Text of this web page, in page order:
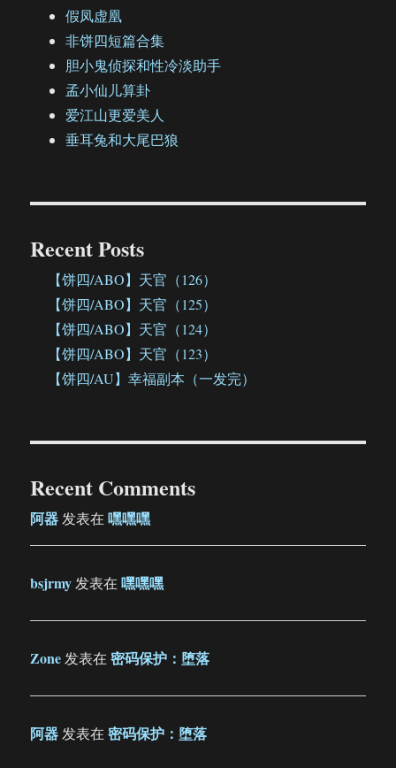
假凤虚凰
非饼四短篇合集
胆小鬼侦探和性冷淡助手
孟小仙儿算卦
爱江山更爱美人
垂耳兔和大尾巴狼
Recent Posts
【饼四/ABO】天官（126）
【饼四/ABO】天官（125）
【饼四/ABO】天官（124）
【饼四/ABO】天官（123）
【饼四/AU】幸福副本（一发完）
Recent Comments
阿器发表在嘿嘿嘿
bsjrmy发表在嘿嘿嘿
Zone发表在密码保护：堕落
阿器发表在密码保护：堕落